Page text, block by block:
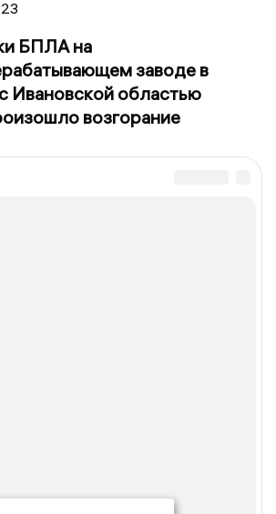
БПЛА на
заводе в
Ивановской областью
возгорание